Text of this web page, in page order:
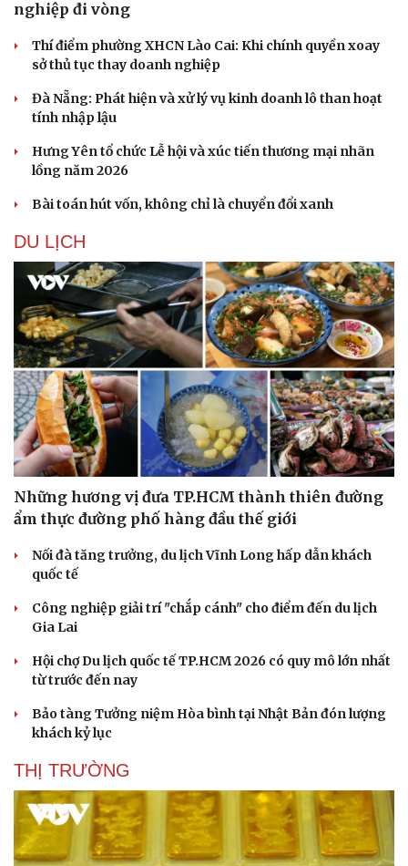
Du lịch
Săn Tour
check-in
Cửa sổ tình yêu
Kể chuyện cho bé
Hạt giống tâm hồn
nghiệp đi vòng
Thí điểm phường XHCN Lào Cai: Khi chính quyền xoay
sở thủ tục thay doanh nghiệp
Đà Nẵng: Phát hiện và xử lý vụ kinh doanh lô than hoạt
tính nhập lậu
Hưng Yên tổ chức Lễ hội và xúc tiến thương mại nhãn
lồng năm 2026
Bài toán hút vốn, không chỉ là chuyển đổi xanh
DU LỊCH
Những hương vị đưa TP.HCM thành thiên đường
ẩm thực đường phố hàng đầu thế giới
Nối đà tăng trưởng, du lịch Vĩnh Long hấp dẫn khách
quốc tế
Công nghiệp giải trí "chắp cánh" cho điểm đến du lịch
Gia Lai
Hội chợ Du lịch quốc tế TP.HCM 2026 có quy mô lớn nhất
từ trước đến nay
Bảo tàng Tưởng niệm Hòa bình tại Nhật Bản đón lượng
khách kỷ lục
THỊ TRƯỜNG